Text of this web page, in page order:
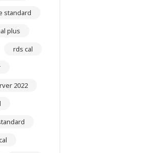
standard
plus
rds cal
2022